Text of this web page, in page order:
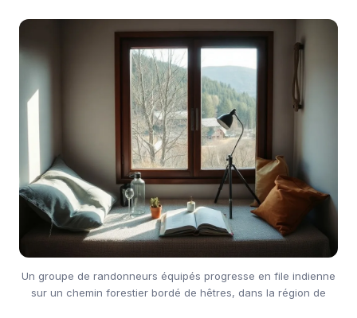
Un groupe de randonneurs équipés progresse en file indienne
sur un chemin forestier bordé de hêtres, dans la région de